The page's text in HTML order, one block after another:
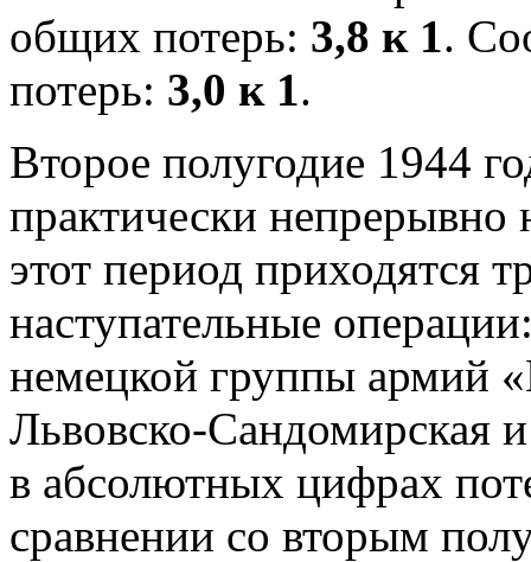
общих потерь: 3,8 к 1.
потерь: 3,0 к 1.
Второе полугодие 1944
практически непрерывно
этот период приходятся
наступательные
немецкой группы армий
Львовско-Сандомирская
в абсолютных цифрах
сравнении со вторым